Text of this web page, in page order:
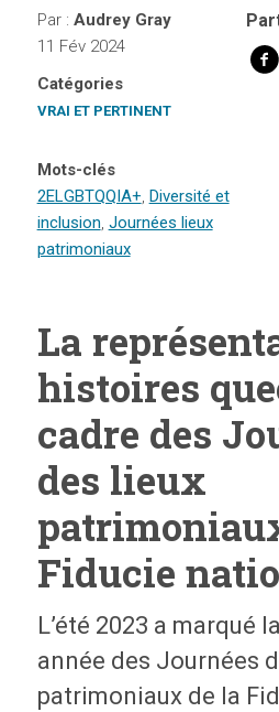
Par : Audrey Gray
11 Fév 2024
Catégories
VRAI ET PERTINENT
Mots-clés
2ELGBTQQIA+, Diversité et
inclusion, Journées lieux
patrimoniaux
La
histoires
cadre des
des lieux
Fiducie
L’été 2023 a marqué
année des Journées
patrimoniaux de la